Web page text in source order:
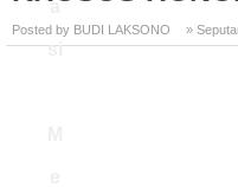
a
si
Posted by BUDI LAKSONO »